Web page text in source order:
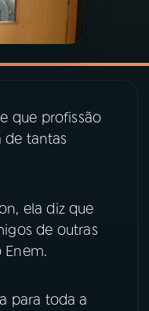
que profissão
de tantas
ela diz que
de outras
para toda a